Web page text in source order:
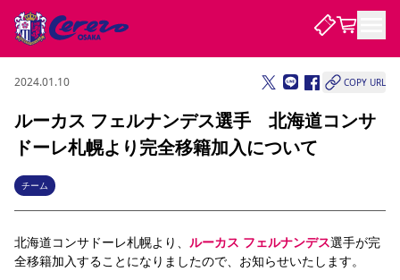
試合・チーム
試合について
試合日程 / 結果
チームについて
選手・スタッフ スケジュール メディア情報 アクセス レディース
アカデミー ハナサカプレーヤー 歴代所属選手
観戦する
チケット
チケット情報 販売スケジュール 価格・席種 購入方法
シーズンシート
法人シーズンシート 福祉サービス 団体チケット
特定興行入場券
譲渡サービス リセールサービス
クラブを知る
セレッソ大阪について
ファンクラブ
2024.01.10 COPY URL
ルーカス フェルナンデス選手 北海道コンサ
ドーレ札幌より完全移籍加入について
チーム
北海道コンサドーレ札幌より、 ルーカス フェルナンデス選手が完
全移籍加入することになりましたので、お知らせいたします。